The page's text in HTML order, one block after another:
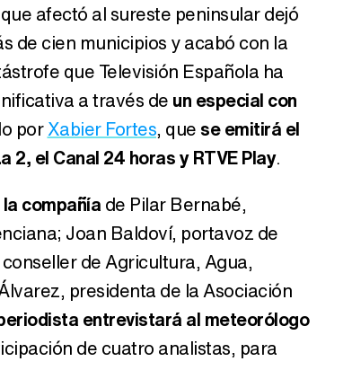
afectó al sureste peninsular dejó
de cien municipios y acabó con la
que Televisión Española ha
a través de un especial con
porXabier Fortes, quese emitirá el
el Canal 24 horas y RTVE Play.
compañía de Pilar Bernabé,
Joan Baldoví, portavoz de
de Agricultura, Agua,
presidenta de la Asociación
entrevistará al meteorólogo
de cuatro analistas, para